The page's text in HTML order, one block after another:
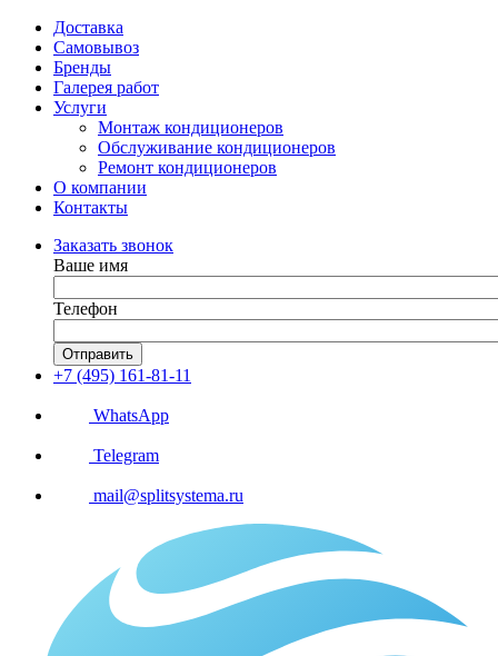
Доставка
Самовывоз
Бренды
Галерея работ
Услуги
Монтаж кондиционеров
Обслуживание кондиционеров
Ремонт кондиционеров
О компании
Контакты
Заказать звонок
Ваше имя
Телефон
Отправить
+7 (495) 161-81-11
WhatsApp
Telegram
mail@splitsystema.ru